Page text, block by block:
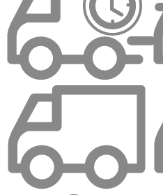
ตู้ไม้ ตู้เอกสารไม้สูง ตู้สูง
Homepro
หากท่านกำลังมองหา ตู้ไม้หรือ ตู้
อันหลากหลาย รวมถึงการใช้เป็นเ
โดยที่Homeproมีให้สินค้าให้เลือ
ราคาที่เหมาะสม ท่านสามารถเลือ
เลยตามความต้องการ และสามาร
เว็บไซต์Homepro Online
สะด
สินค้าต่างๆ ได้ตลอด 24 ชั่วโมง
ท่านอย่างปลอดภัย รวดเร็วทันใจ
ของโฮมโปร สอบถามรายละเอียด
Center 1284